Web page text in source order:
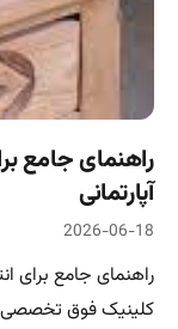
راهنمای جامع
آپارتمانی
2026-06-18
راهنمای جامع برای
کلینیک فوق تخصصی